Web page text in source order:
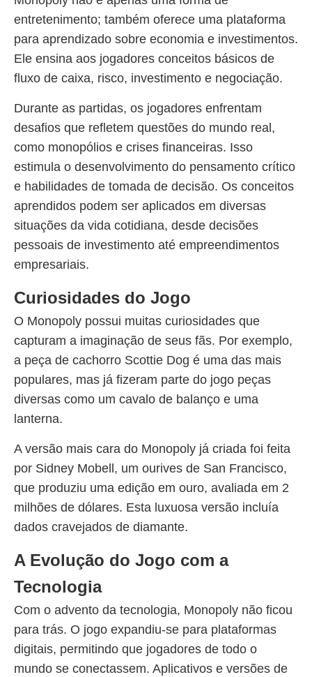
entretenimento; também oferece uma plataforma
para aprendizado sobre economia e investimentos.
Ele ensina aos jogadores conceitos básicos de
fluxo de caixa, risco, investimento e negociação.
Durante as partidas, os jogadores enfrentam
desafios que refletem questões do mundo real,
como monopólios e crises financeiras. Isso
estimula o desenvolvimento do pensamento crítico
e habilidades de tomada de decisão. Os conceitos
aprendidos podem ser aplicados em diversas
situações da vida cotidiana, desde decisões
pessoais de investimento até empreendimentos
empresariais.
Curiosidades do Jogo
O Monopoly possui muitas curiosidades que
capturam a imaginação de seus fãs. Por exemplo,
a peça de cachorro Scottie Dog é uma das mais
populares, mas já fizeram parte do jogo peças
diversas como um cavalo de balanço e uma
lanterna.
A versão mais cara do Monopoly já criada foi feita
por Sidney Mobell, um ourives de San Francisco,
que produziu uma edição em ouro, avaliada em 2
milhões de dólares. Esta luxuosa versão incluía
dados cravejados de diamante.
A Evolução do Jogo com a
Tecnologia
Com o advento da tecnologia, Monopoly não ficou
para trás. O jogo expandiu-se para plataformas
digitais, permitindo que jogadores de todo o
mundo se conectassem. Aplicativos e versões de